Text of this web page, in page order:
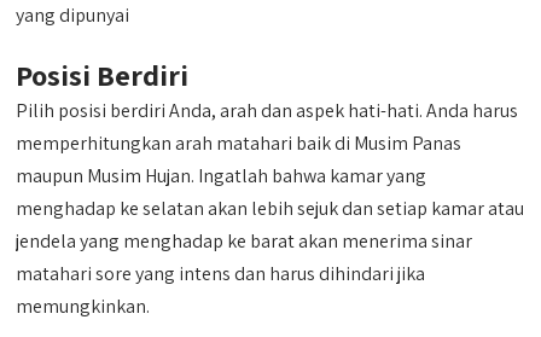
yang dipunyai
Posisi Berdiri
Pilih posisi berdiri Anda, arah dan aspek hati-hati. Anda harus
memperhitungkan arah matahari baik di Musim Panas
maupun Musim Hujan. Ingatlah bahwa kamar yang
menghadap ke selatan akan lebih sejuk dan setiap kamar atau
jendela yang menghadap ke barat akan menerima sinar
matahari sore yang intens dan harus dihindari jika
memungkinkan.